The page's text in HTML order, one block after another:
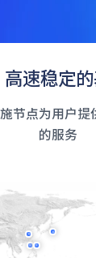
速稳定
节点为用户提
的服务